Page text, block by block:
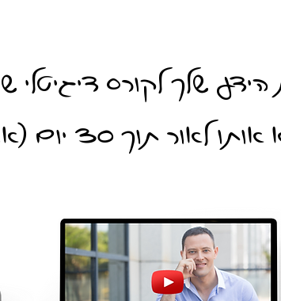
שלך לקורס
תוך 30 יום (או פחות)